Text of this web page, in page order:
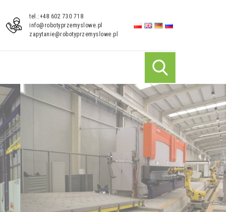
tel.:+48 602 730 718
info@robotyprzemyslowe.pl
zapytanie@robotyprzemyslowe.pl